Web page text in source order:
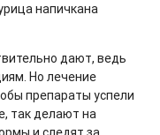
напичкана
дают, ведь
Но лечение
препараты успели
так делают на